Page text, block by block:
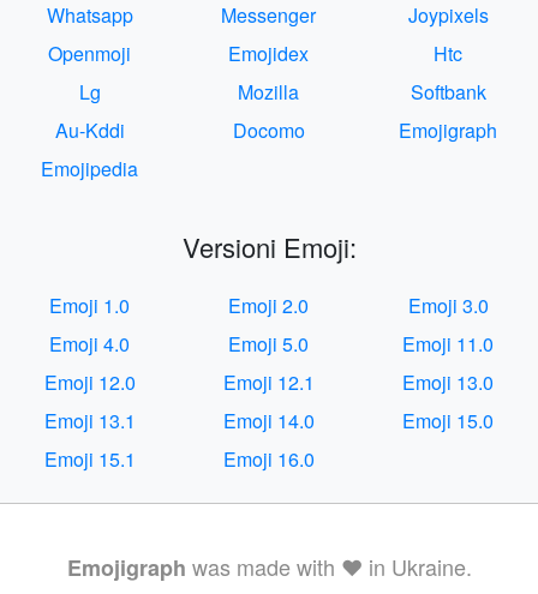
Whatsapp
Messenger
Joypixels
Openmoji
Emojidex
Htc
Lg
Mozilla
Softbank
Au-Kddi
Docomo
Emojigraph
Emojipedia
Versioni Emoji:
Emoji 1.0 Emoji 2.0
Emoji 3.0
Emoji 4.0
Emoji 5.0
Emoji 11.0
Emoji 12.0
Emoji 12.1
Emoji 13.0
Emoji 13.1
Emoji 14.0
Emoji 15.0
Emoji 15.1
Emoji 16.0
Emojigraph was made with ❤️ in Ukraine.